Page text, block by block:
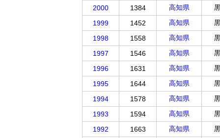
2000
1384 高知県
1999
1452 高知県
1998
1558 高知県
1997
1546 高知県
1996
1631 高知県
1995
1644 高知県
1994
1578 高知県
1993
1594 高知県
1992
1663 高知県